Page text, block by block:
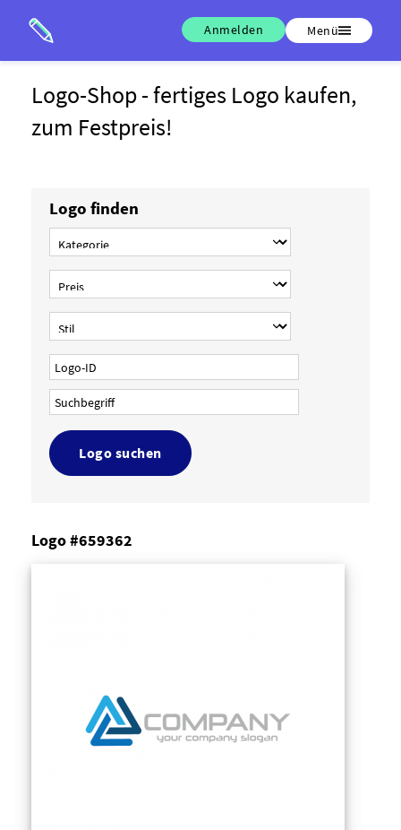
Anmelden Menü
Logo-Shop - fertiges Logo kaufen,
zum Festpreis!
Logo finden
Logo suchen
Logo #659362